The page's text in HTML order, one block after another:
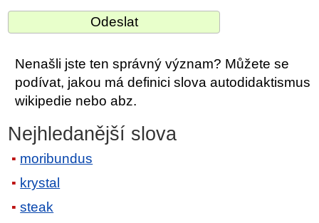
Nenašli jste ten správný význam? Můžete se
podívat, jakou má definici slova autodidaktismus
wikipedie nebo abz.
Nejhledanější slova
moribundus
krystal
steak